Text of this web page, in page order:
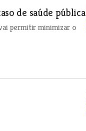
de saúde pública
permitir minimizar o